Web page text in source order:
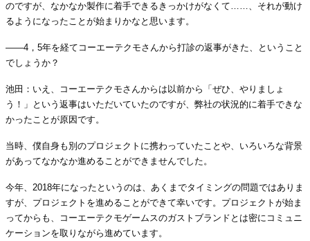
のですが、なかなか製作に着手できるきっかけがなくて……、それが動け
るようになったことが始まりかなと思います。
――4，5年を経てコーエーテクモさんから打診の返事がきた、ということ
でしょうか？
池田：いえ、コーエーテクモさんからは以前から「ぜひ、やりましょ
う！」という返事はいただいていたのですが、弊社の状況的に着手できな
かったことが原因です。
当時、僕自身も別のプロジェクトに携わっていたことや、いろいろな背景
があってなかなか進めることができませんでした。
今年、2018年になったというのは、あくまでタイミングの問題ではありま
すが、プロジェクトを進めることができて幸いです。プロジェクトが始ま
ってからも、コーエーテクモゲームスのガストブランドとは密にコミュニ
ケーションを取りながら進めています。